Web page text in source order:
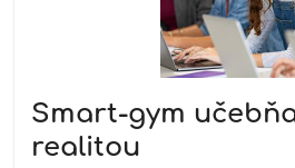
Smart-gym
realitou